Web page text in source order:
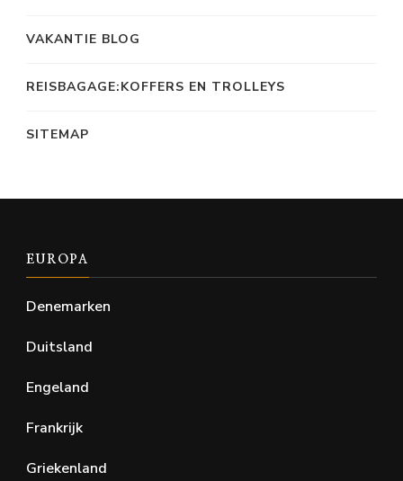
VAKANTIE BLOG
REISBAGAGE:KOFFERS EN TROLLEYS
SITEMAP
EUROPA
Denemarken
Duitsland
Engeland
Frankrijk
Griekenland